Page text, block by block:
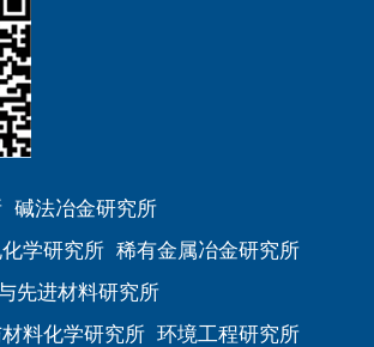
碱法冶金研究所
学研究所 稀有金属冶金研究所
先进材料研究所
料化学研究所 环境工程研究所